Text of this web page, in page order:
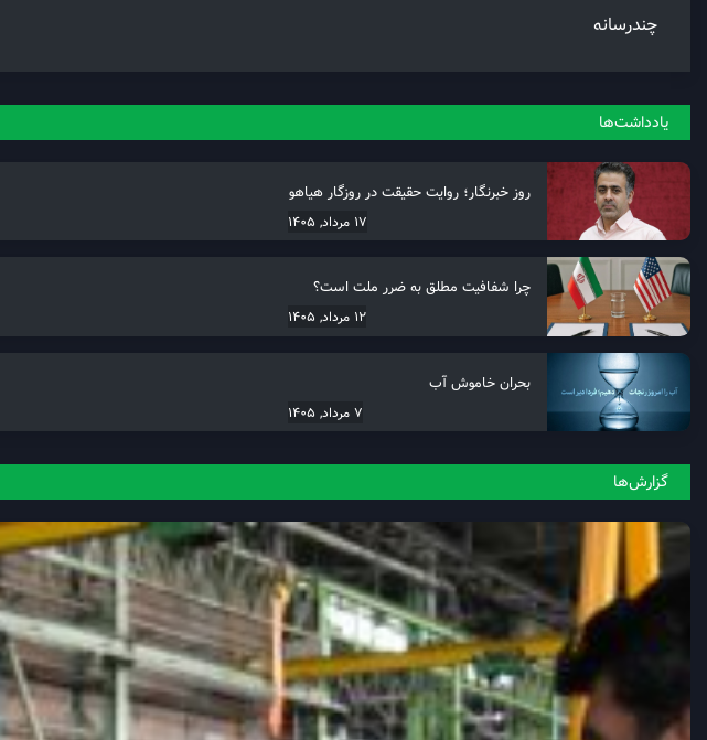
چندرسانه
یادداشت‌ها
روز خبرنگار؛ روایت حقیقت در روزگار هیاهو
17 مرداد, 1405
چرا شفافیت مطلق به ضرر ملت است؟
12 مرداد, 1405
بحران خاموش آب
7 مرداد, 1405
گزارش‌ها